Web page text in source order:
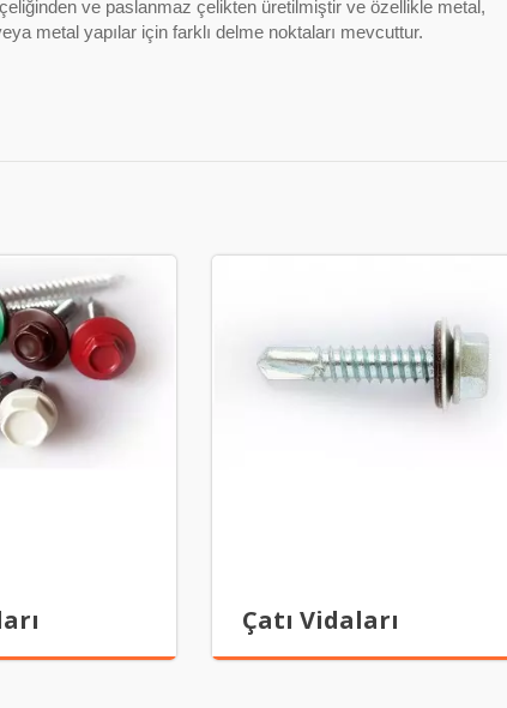
ve paslanmaz çelikten üretilmiştir ve özellikle metal,
metal yapılar için farklı delme noktaları mevcuttur.
Çatı Vidaları